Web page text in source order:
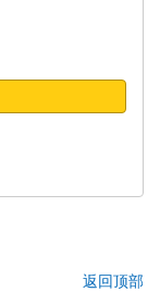
返回顶部